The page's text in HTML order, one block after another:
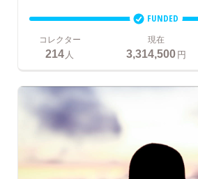
FUNDED
コレクター
214 人
現在
3,314,500円